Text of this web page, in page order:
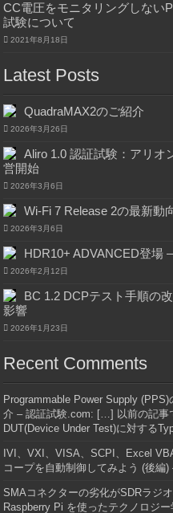
CC電圧をモニタリングしない
試験について
2021年8月18日
Latest Posts
QuadraMAX2のご紹介
2026年3月26日
Aliro 1.0 認証試験：アリオ
営開始
2026年3月6日
Wi-Fi 7 Release 2の最新動
2026年3月6日
HDR10+ ADVANCED登場
2026年2月12日
BC 1.2 DCPテスト手順の
影響
2026年1月23日
Recent Comments
Programmable Power Supply
介 – 認証試験.com: […] 以前の記事
DUT(Device Under Test)に対する
IVI、VXI、VISA、SCPI、Excel
コープを自動制御してみよう (後
SMAコネクターの劣化がSDRラジ
Raspberry Pi を使ったテクノロ